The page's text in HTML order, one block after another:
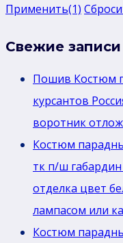
Применить(1)
Свежие записи
Пошив Костюм
курсантов
воротник
Костюм
тк п/ш
отделка цвет
лaмпасом или
Костюм